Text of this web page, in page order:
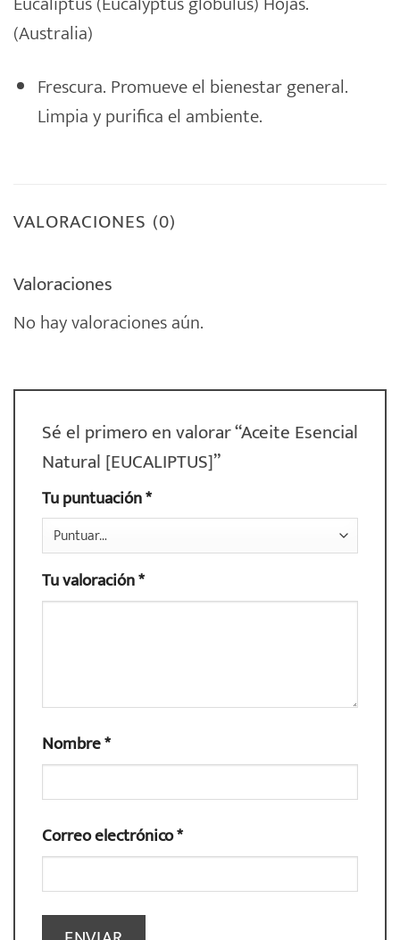
(Australia)
Frescura. Promueve el bienestar general.
Limpia y purifica el ambiente.
VALORACIONES (0)
Valoraciones
No hay valoraciones aún.
Sé el primero en valorar “Aceite Esencial
Natural [EUCALIPTUS]”
Tu puntuación*
Tu valoración*
Nombre*
Correo electrónico*